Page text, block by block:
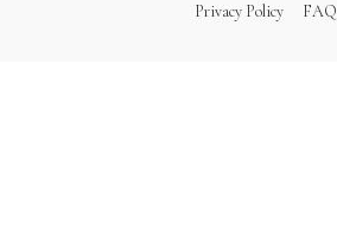
Privacy Policy
FAQ